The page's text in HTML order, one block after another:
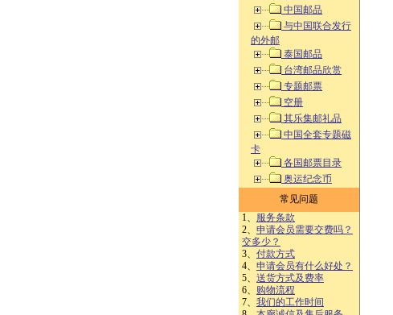
中国邮品
与中国联合发行
的外邮
泰国邮品
台湾邮品欣赏
专题邮票
空册
其乐集邮礼品
中国全套专题磁
卡
各国邮票目录
奥运纪念币
常见问题
1、 服务条款
2、 申请会员需要交费吗？
交多少？
3、 付款方式
4、 申请会员有什么好处？
5、 送货方式及费率
6、 购物流程
7、 我们的工作时间